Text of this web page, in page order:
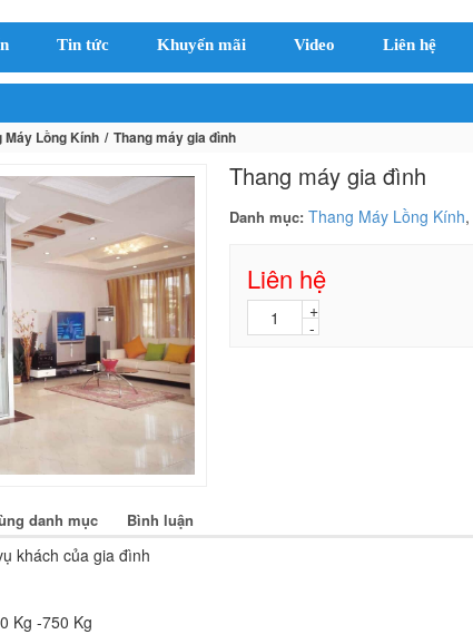
Tin tức Khuyến mãi Video Liên hệ
Máy Lồng Kính Thang máy gia đình
Thang máy gia đình
Danh mục: Thang Máy Lồng Kính,
Liên hệ
danh mục Bình luận
khách của gia đình
Kg -750 Kg